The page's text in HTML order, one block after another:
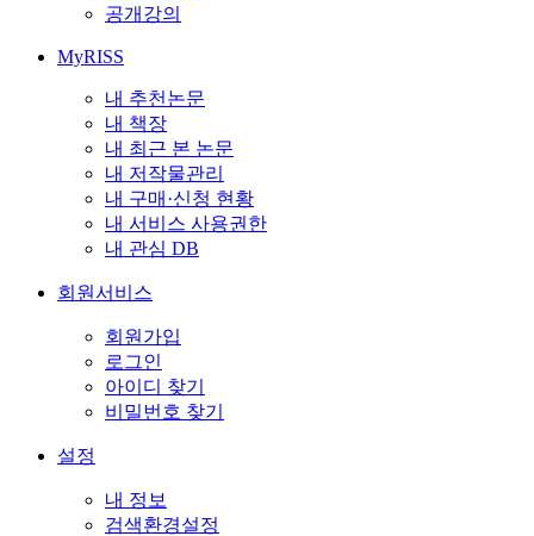
공개강의
MyRISS
내 추천논문
내 책장
내 최근 본 논문
내 저작물관리
내 구매·신청 현황
내 서비스 사용권한
내 관심 DB
회원서비스
회원가입
로그인
아이디 찾기
비밀번호 찾기
설정
내 정보
검색환경설정